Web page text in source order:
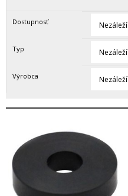
Dostupnosť Nezáleží
Typ Nezáleží
Výrobca Nezáleží